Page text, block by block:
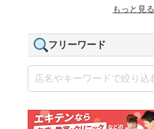
もっと見る
フリーワード